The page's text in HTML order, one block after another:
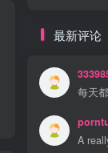
最新评论
每天
A